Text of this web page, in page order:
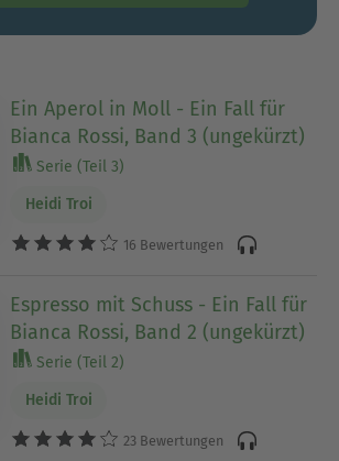
Ein Aperol in Moll - Ein Fall für
Bianca Rossi, Band 3 (ungekürzt)
Serie (Teil 3)
Heidi Troi
16 Bewertungen
Espresso mit Schuss - Ein Fall für
Bianca Rossi, Band 2 (ungekürzt)
Serie (Teil 2)
Heidi Troi
23 Bewertungen